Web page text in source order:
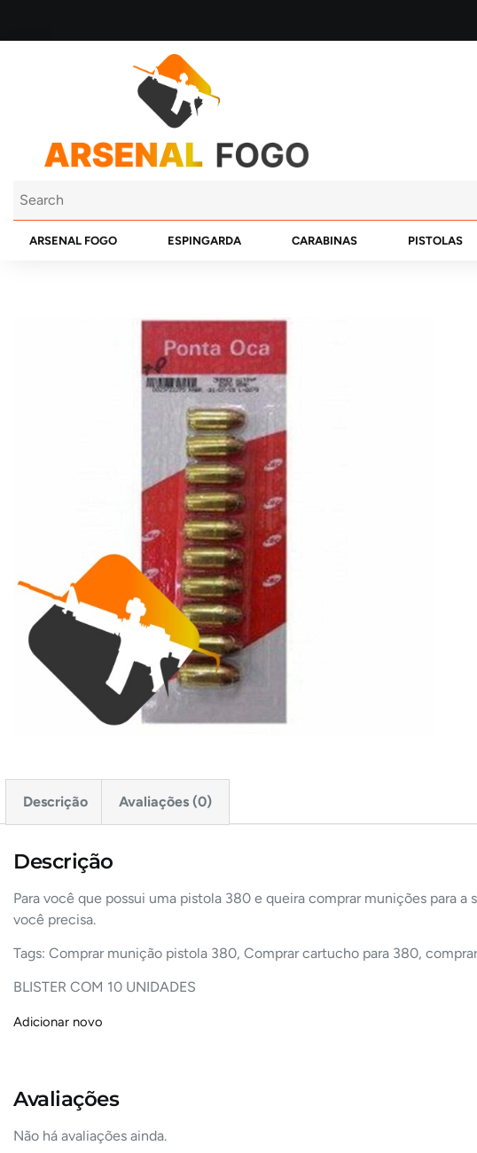
ARSENAL FOGO ESPINGARDA CARABINAS PISTOLAS
Descrição Avaliações (0)
Descrição
Para você que possui uma pistola 380 e queira comprar munições para
você precisa.
Tags: Comprar munição pistola 380, Comprar cartucho para 380,
BLISTER COM 10 UNIDADES
Adicionar novo
Avaliações
Não há avaliações ainda.